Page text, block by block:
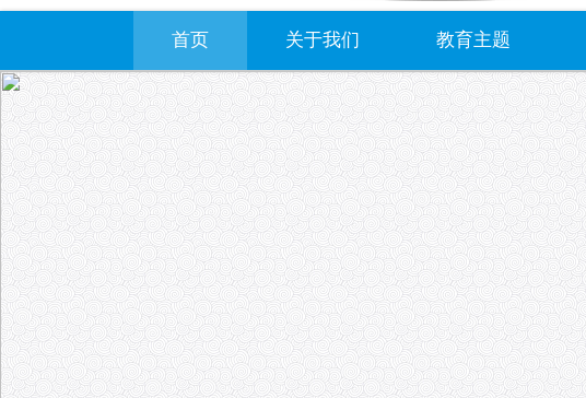
首页 关于我们 教育主题